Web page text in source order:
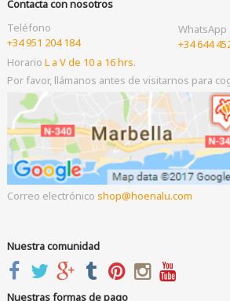
Contacta con nosotros
Teléfono
+34 951 204 184
WhatsApp
+34 644
Horario L a V de 10 a 16 hrs.
Por favor, llámanos antes de visitarnos para
Correo electrónico shop hoenalu.com
Nuestra comunidad
Nuestras formas de pago